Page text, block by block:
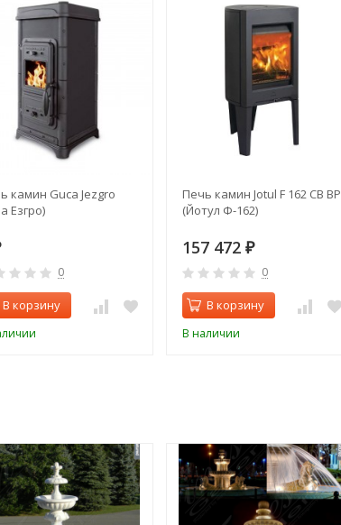
камин Guca Jezgro
Езгро)
0
В корзину
Печь камин Jotul F 162 CB BP
(Йотул Ф-162)
157 472 ₽
0
В корзину
В наличии